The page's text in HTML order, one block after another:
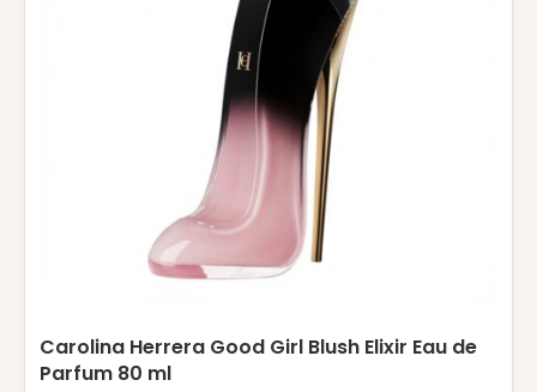
Carolina Herrera Good Girl Blush Elixir Eau de
Parfum 80 ml